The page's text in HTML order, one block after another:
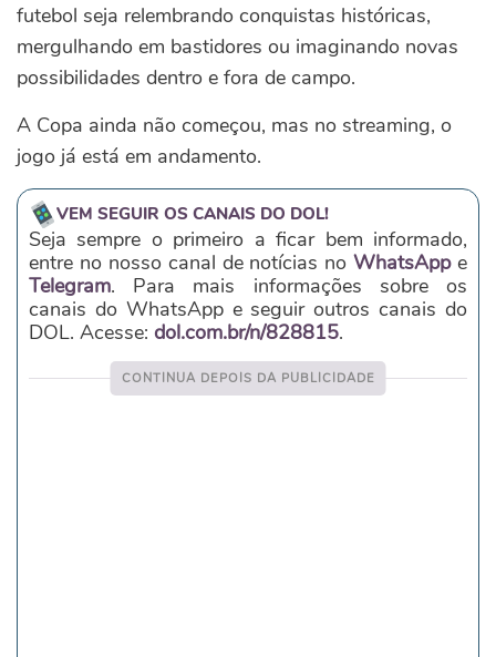
futebol seja relembrando conquistas históricas,
mergulhando em bastidores ou imaginando novas
possibilidades dentro e fora de campo.
A Copa ainda não começou, mas no streaming, o
jogo já está em andamento.
VEM SEGUIR OS CANAIS DO DOL!
Seja sempre o primeiro a ficar bem informado,
entre no nosso canal de notícias noWhatsAppe
Telegram. Para mais informações sobre os
canais do WhatsApp e seguir outros canais do
DOL. Acesse: dol.com.br/n/828815.